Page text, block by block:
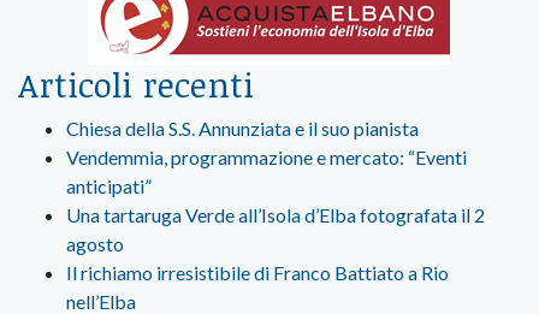
Articoli recenti
Chiesa della S.S. Annunziata e il suo pianista
Vendemmia, programmazione e mercato: “Eventi
anticipati”
Una tartaruga Verde all’Isola d’Elba fotografata il 2
agosto
Il richiamo irresistibile di Franco Battiato a Rio
nell’Elba